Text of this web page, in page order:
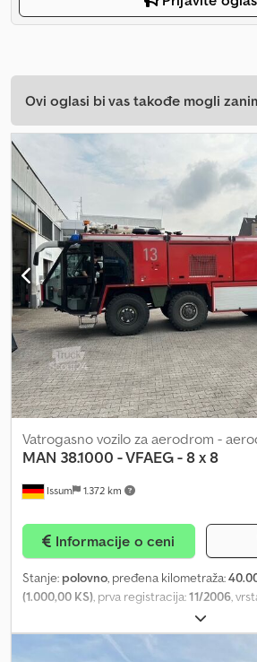
Ovi oglasi bi vas takođe mogli
Issum 1.372 km
Vatrogasno vozilo za aerodrom -
MAN 38.1000 - VFAEG - 8 x 8
Informacije o ceni
Stanje: polovno, pređena kilometraža:
(1.000,00 KS), prva registracija:11/2006,
, konfiguracija osovina:
proizvodnje:2006, Oprema:dodatna
parkiranje, klima uređaj, kompletna